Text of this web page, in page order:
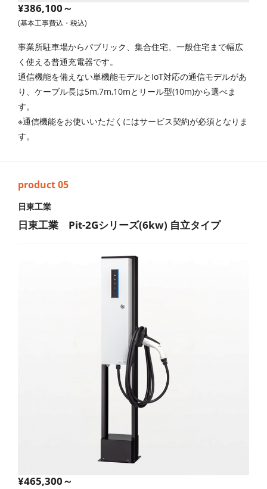
¥386,100～
(基本工事費込・税込)
事業所駐車場からパブリック、集合住宅、一般住宅まで幅広
く使える普通充電器です。
通信機能を備えない単機能モデルとIoT対応の通信モデルがあ
り、ケーブル長は5m,7m,10mとリール型(10m)から選べま
す。
※通信機能をお使いいただくにはサービス契約が必須となりま
す。
日東工業
日東工業 Pit-2Gシリーズ(6kw) 自立タイプ
¥465,300～